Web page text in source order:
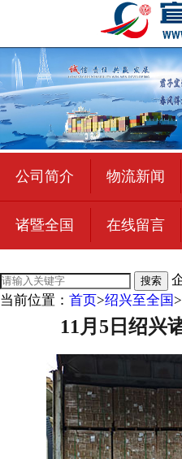
公司简介 物流新闻
诸暨全国 在线留言
搜索
当前位置： 首页>绍兴至全国>
11月5日绍兴